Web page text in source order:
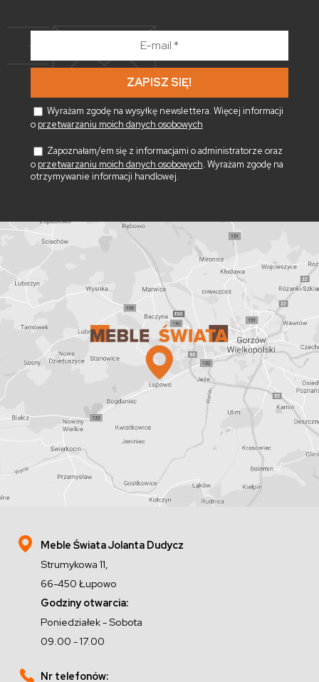
*
Wyrażam zgodę na wysyłkę newslettera. Więcej informacji
o przetwarzaniu moich danych osobowych
Zapoznałam/em się z informacjami o administratorze oraz
o przetwarzaniu moich danych osobowych. Wyrażam zgodę na
otrzymywanie informacji handlowej.
Meble Świata Jolanta Dudycz
Strumykowa 11,
66-450 Łupowo
Godziny otwarcia:
Poniedziałek - Sobota
09.00 - 17.00
Nr telefonów: